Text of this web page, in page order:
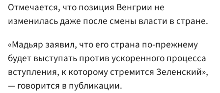
Отмечается, что позиция Венгрии не
изменилась даже после смены власти в стране.
«Мадьяр заявил, что его страна по-прежнему
будет выступать против ускоренного процесса
вступления, к которому стремится Зеленский»,
— говорится в публикации.